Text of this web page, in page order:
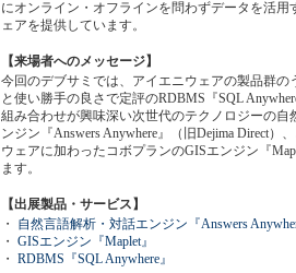
にオンライン・オフラインを問わずデータを活用
ェアを提供しています。
【来場者へのメッセージ】
今回のデブサミでは、アイエニウェアの製品群の
と使い勝手の良さで定評のRDBMS『SQL
組み合わせが興味深い次世代のテクノロジーの自
ンジン『Answers Anywhere』（旧Dejima Direct）
ウェアに加わったコボプランのGISエンジン『
ます。
【出展製品・サービス】
・ 自然言語解析・対話エンジン『Answers
・ GISエンジン『Maplet』
・ RDBMS『SQL Anywhere』